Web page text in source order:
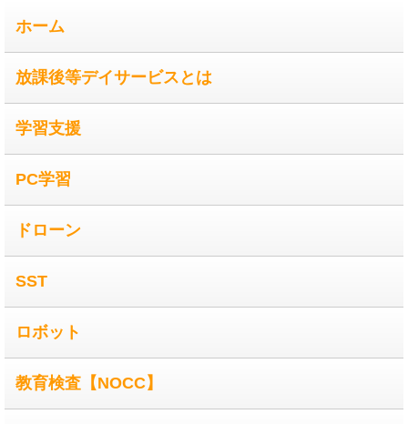
ホーム
放課後等デイサービスとは
学習支援
PC学習
ドローン
SST
ロボット
教育検査【NOCC】